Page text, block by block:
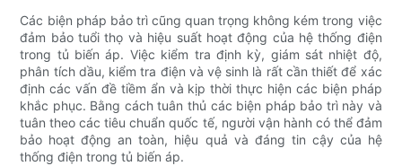
Các biện pháp bảo trì cũng quan trọng không kém trong việc
đảm bảo tuổi thọ và hiệu suất hoạt động của hệ thống điện
trong tủ biến áp. Việc kiểm tra định kỳ, giám sát nhiệt độ,
phân tích dầu, kiểm tra điện và vệ sinh là rất cần thiết để xác
định các vấn đề tiềm ẩn và kịp thời thực hiện các biện pháp
khắc phục. Bằng cách tuân thủ các biện pháp bảo trì này và
tuân theo các tiêu chuẩn quốc tế, người vận hành có thể đảm
bảo hoạt động an toàn, hiệu quả và đáng tin cậy của hệ
thống điện trong tủ biến áp.